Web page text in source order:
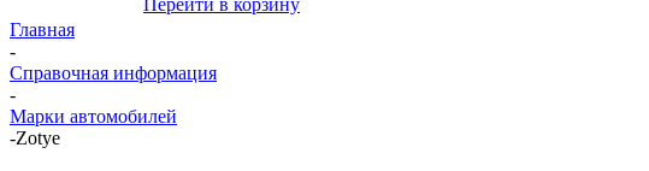
Перейти в корзину
Главная
-
Справочная информация
-
Марки автомобилей
-Zotye